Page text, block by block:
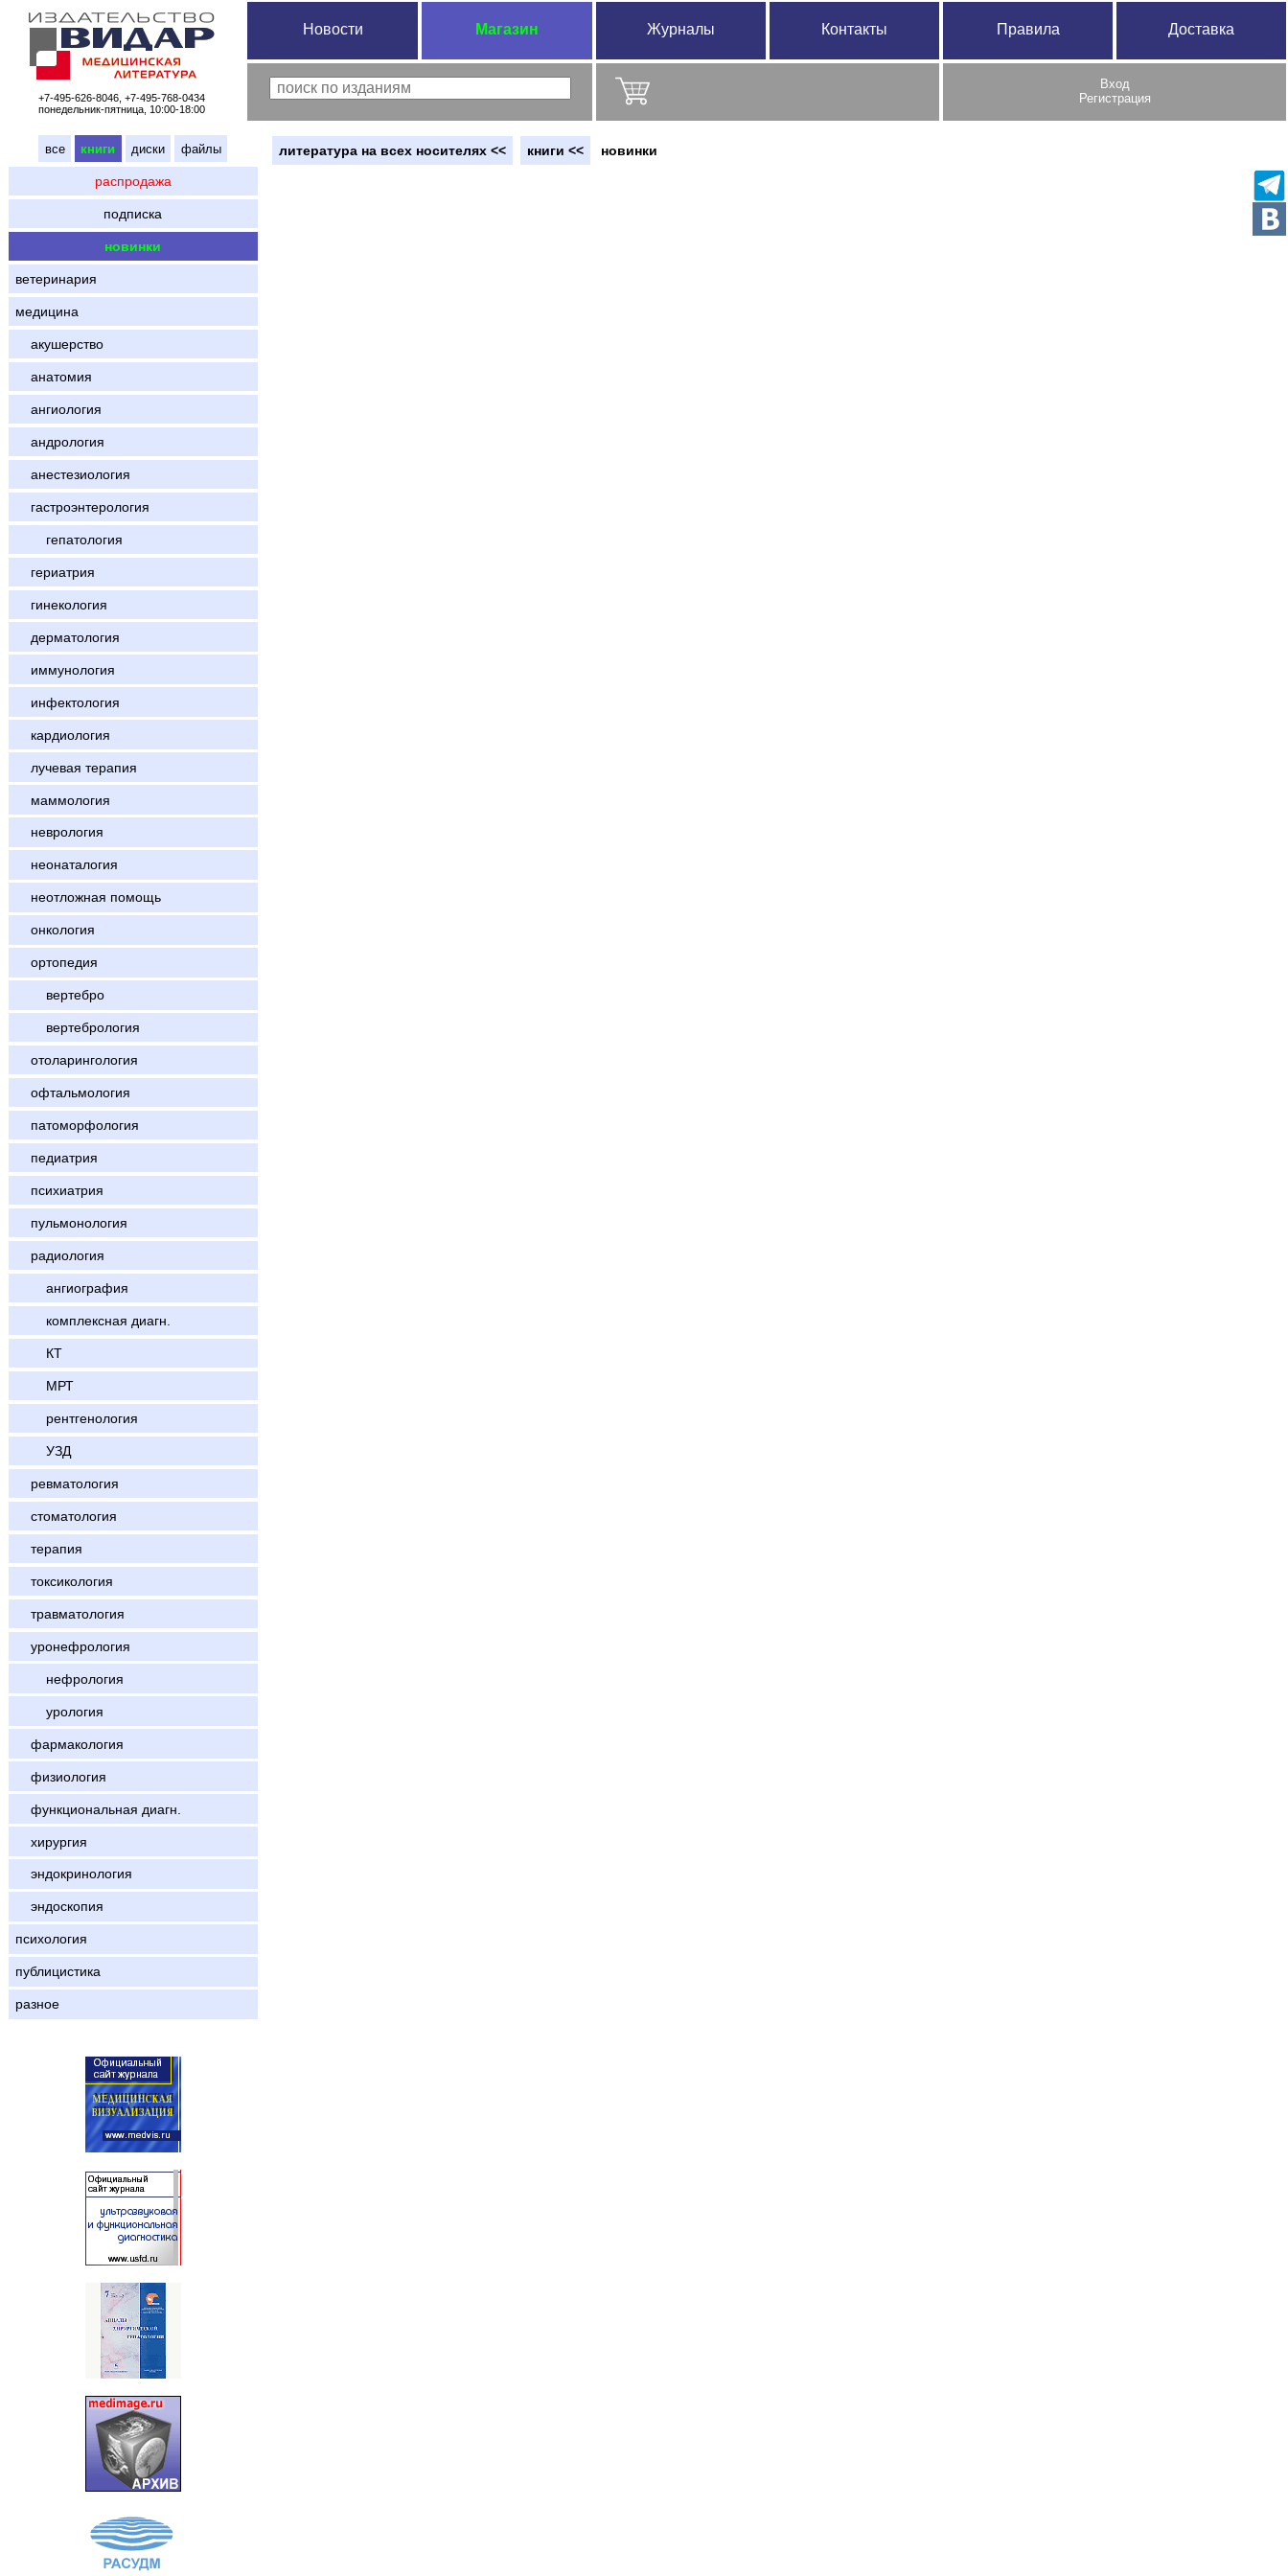
+7-495-626-8046, +7-495-768-0434
понедельник-пятница, 10:00-18:00
Новости Магазин Журналы Контакты Правила Доставка
Вход
Регистрация
все книги диски файлы
распродажа
подписка
новинки
ветеринария
медицина
акушерство
анатомия
ангиология
андрология
анестезиология
гастроэнтерология
гепатология
гериатрия
гинекология
дерматология
иммунология
инфектология
кардиология
лучевая терапия
маммология
неврология
неонаталогия
неотложная помощь
онкология
ортопедия
вертебро
вертебрология
отоларингология
офтальмология
патоморфология
педиатрия
психиатрия
пульмонология
радиология
ангиография
комплексная диагн.
КТ
МРТ
рентгенология
УЗД
ревматология
стоматология
терапия
токсикология
травматология
уронефрология
нефрология
урология
фармакология
физиология
функциональная диагн.
хирургия
эндокринология
эндоскопия
психология
публицистика
разное
литература на всех носителях << книги << новинки